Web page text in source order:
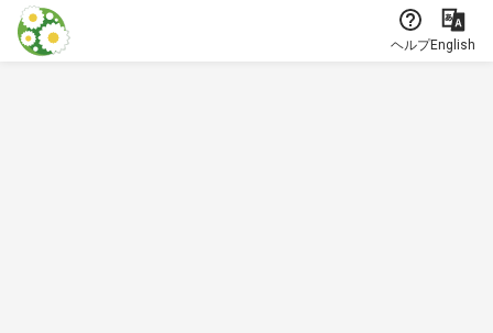
本文に飛ぶ
ヘルプEnglish